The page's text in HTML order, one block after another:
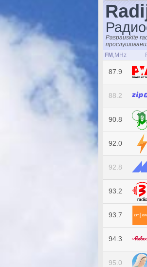
Paspauskite
FM ,MHz
87.9
88.2
90.8
92.0
92.8
93.2
93.7
94.3
95.0